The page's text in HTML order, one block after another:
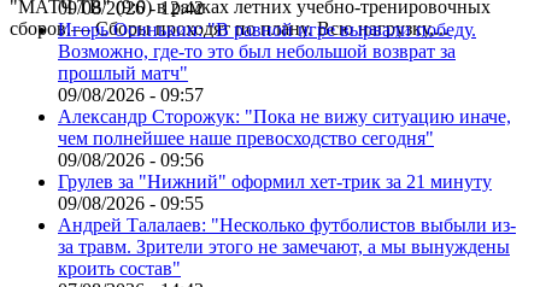
"МАТЧ ТВ" (9:0) в рамках летних учебно-тренировочных
сборов.— Сборы проходят по плану. Всю нагрузку,...
09/08/2026 - 12:42
Игорь Осинькин: "В равной игре вырвали победу.
Возможно, где-то это был небольшой возврат за
прошлый матч"
09/08/2026 - 09:57
Александр Сторожук: "Пока не вижу ситуацию иначе,
чем полнейшее наше превосходство сегодня"
09/08/2026 - 09:56
Грулев за "Нижний" оформил хет-трик за 21 минуту
09/08/2026 - 09:55
Андрей Талалаев: "Несколько футболистов выбыли из-
за травм. Зрители этого не замечают, а мы вынуждены
кроить состав"